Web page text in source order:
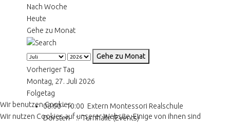
Nach Woche
Heute
Gehe zu Monat
Gehe zu Monat
Vorheriger Tag
Montag, 27. Juli 2026
Folgetag
08:00 - 10:00 Extern Montessori Realschule
Dorsten:: Turnhalle (Events)
Wir benutzen Cookies
Wir nutzen Cookies auf unserer Website. Einige von ihnen sind